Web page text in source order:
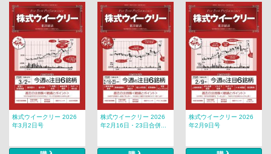
株式ウイークリー 2026
年3月2日号
株式ウイークリー 2026
年2月16日・23日合併...
株式ウイークリー 2026
年2月9日号